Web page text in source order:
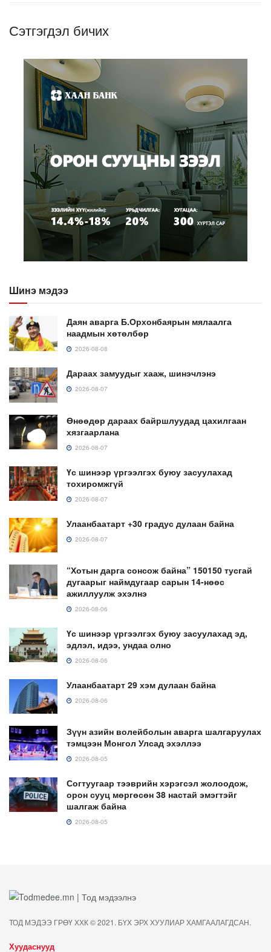
Сэтгэгдэл бичих
Шинэ мэдээ
Даян аварга Б.Орхонбаярын мялаалга
наадмын хөтөлбөр
2026-08-08
Дараах замуудыг хааж, шинэчлэнэ
2026-08-07
Өнөөдөр дараах байршлуудад цахилгаан
хязгаарлана
2026-08-07
Үс шинээр үргээлгэх буюу засуулахад
тохиромжгүй
2026-08-07
Улаанбаатарт +30 градус дулаан байна
2026-08-07
“Хотын дарга сонсож байна” 150150 тусгай
дугаарыг наймдугаар сарын 14-нөөс
ажиллуулж эхэлнэ
2026-08-06
Үс шинээр үргээлгэх буюу засуулахад эд,
эдлэл, идээ, ундаа олно
2026-08-06
Улаанбаатарт 29 хэм дулаан байна
2026-08-06
Зүүн азийн волейболын аварга шалгаруулах
тэмцээн Монгол Улсад эхэллээ
2026-08-05
Согтуугаар тээврийн хэрэгсэл жолоодож,
орон сууц мөргөсөн 38 настай эмэгтэйг
шалгаж байна
2026-08-05
ТОД МЭДЭЭ ГРӨҮ ХХК © 2021. БҮХ ЭРХ ХУУЛИАР ХАМГААЛАГДСАН.
Хуудаснууд